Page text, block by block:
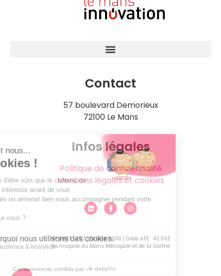
Contact
57 boulevard Demorieux
72100 Le Mans
Infos légales
Politique de confidentialité
Mentions légales et cookies
N° SIRET : 257 201 608 00011 | Code APE : 42.99Z
Technopole du Mans Métropole et de la Sarthe